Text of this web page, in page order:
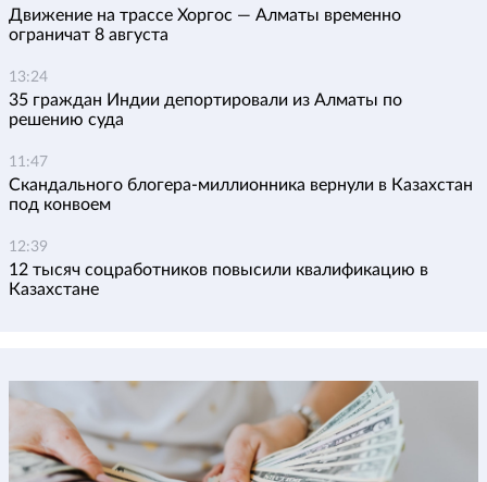
Движение на трассе Хоргос — Алматы временно
ограничат 8 августа
13:24
35 граждан Индии депортировали из Алматы по
решению суда
11:47
Скандального блогера-миллионника вернули в Казахстан
под конвоем
12:39
12 тысяч соцработников повысили квалификацию в
Казахстане